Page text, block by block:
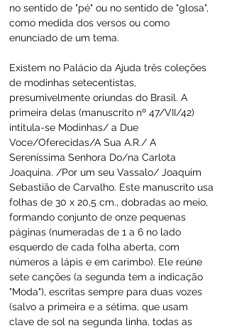
no sentido de "pé" ou no sentido de "glosa",
como medida dos versos ou como
enunciado de um tema.
Existem no Palácio da Ajuda três coleções
de modinhas setecentistas,
presumivelmente oriundas do Brasil. A
primeira delas (manuscrito nº 47/VII/42)
intitula-se Modinhas/ a Due
Voce/Oferecidas/A Sua A.R./ A
Sereníssima Senhora Do/na Carlota
Joaquina. /Por um seu Vassalo/ Joaquim
Sebastião de Carvalho. Este manuscrito usa
folhas de 30 x 20,5 cm., dobradas ao meio,
formando conjunto de onze pequenas
páginas (numeradas de 1 a 6 no lado
esquerdo de cada folha aberta, com
números a lápis e em carimbo). Ele reúne
sete canções (a segunda tem a indicação
"Moda"), escritas sempre para duas vozes
(salvo a primeira e a sétima, que usam
clave de sol na segunda linha, todas as